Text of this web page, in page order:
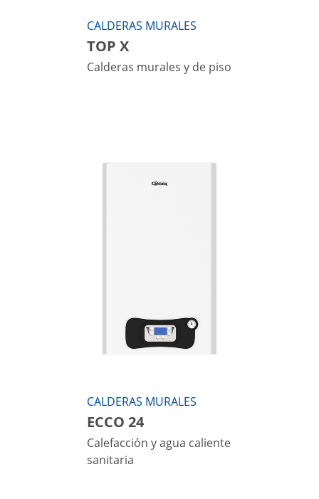
CALDERAS MURALES
TOP X
Calderas murales y de piso
CALDERAS MURALES
ECCO 24
Calefacción y agua caliente
sanitaria